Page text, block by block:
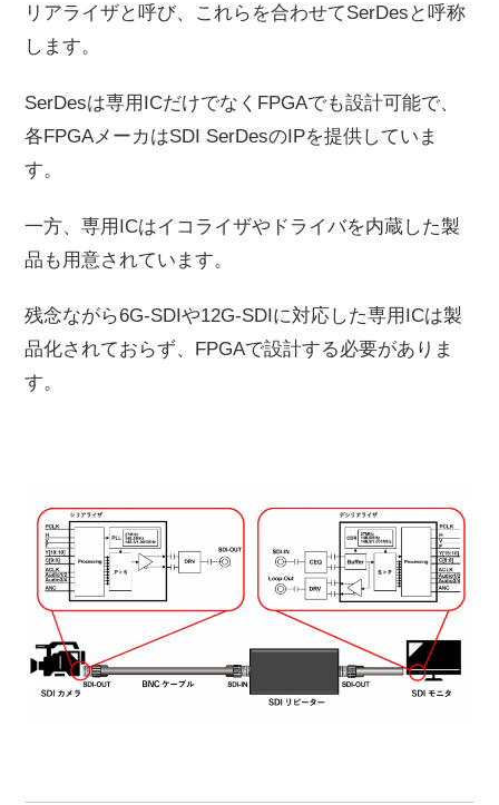
リアライザと呼び、これらを合わせてSerDesと呼称
します。
SerDesは専用ICだけでなくFPGAでも設計可能で、
各FPGAメーカはSDI SerDesのIPを提供していま
す。
一方、専用ICはイコライザやドライバを内蔵した製
品も用意されています。
残念ながら6G-SDIや12G-SDIに対応した専用ICは製
品化されておらず、FPGAで設計する必要がありま
す。